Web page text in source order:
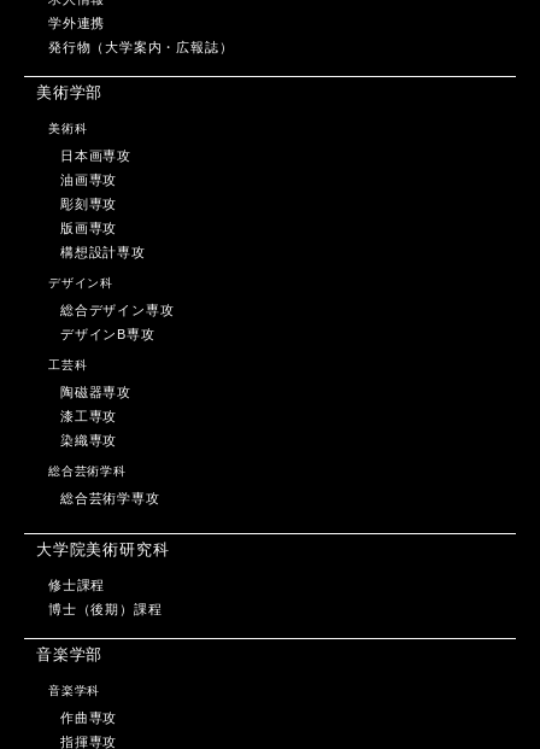
学外連携
発行物（大学案内・広報誌）
美術学部
美術科
日本画専攻
油画専攻
彫刻専攻
版画専攻
構想設計専攻
デザイン科
総合デザイン専攻
デザインB専攻
工芸科
陶磁器専攻
漆工専攻
染織専攻
総合芸術学科
総合芸術学専攻
大学院美術研究科
修士課程
博士（後期）課程
音楽学部
音楽学科
作曲専攻
指揮専攻